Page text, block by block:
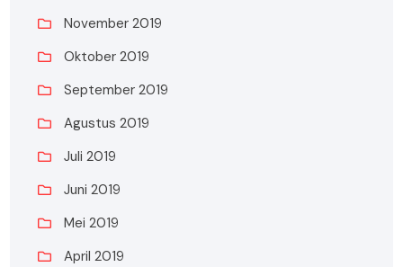
November 2019
Oktober 2019
September 2019
Agustus 2019
Juli 2019
Juni 2019
Mei 2019
April 2019